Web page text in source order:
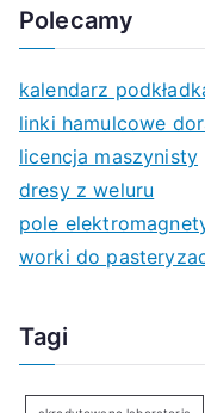
Polecamy
kalendarz
linki hamulcowe
licencja maszynisty
dresy z weluru
pole
worki do
Tagi